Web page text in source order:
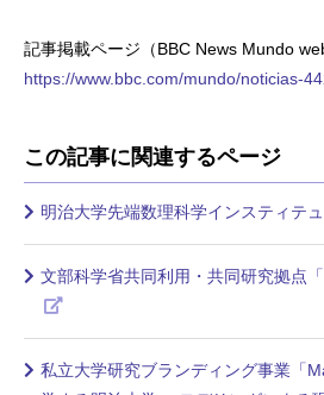
記事掲載ページ（BBC News Mundo
https://www.bbc.com/mundo/noticias-
この記事に関連するページ
明治大学先端数理科学インスティテ
文部科学省共同利用・共同研究拠点
私立大学研究ブランディング事業「